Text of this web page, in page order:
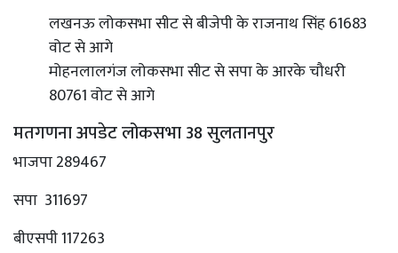
लखनऊ लोकसभा सीट से बीजेपी के राजनाथ सिंह 61683
वोट से आगे
मोहनलालगंज लोकसभा सीट से सपा के आरके चौधरी
80761 वोट से आगे
मतगणना अपडेट लोकसभा 38 सुलतानपुर
भाजपा 289467
सपा 311697
बीएसपी 117263